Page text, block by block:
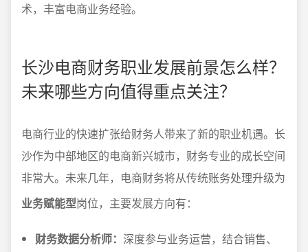
术，丰富电商业务经验。
长沙电商财务职业发展前景怎么样？
未来哪些方向值得重点关注？
电商行业的快速扩张给财务人带来了新的职业机遇。长
沙作为中部地区的电商新兴城市，财务专业的成长空间
非常大。未来几年，电商财务将从传统账务处理升级为
业务赋能型岗位，主要发展方向有：
财务数据分析师： 深度参与业务运营，结合销售、